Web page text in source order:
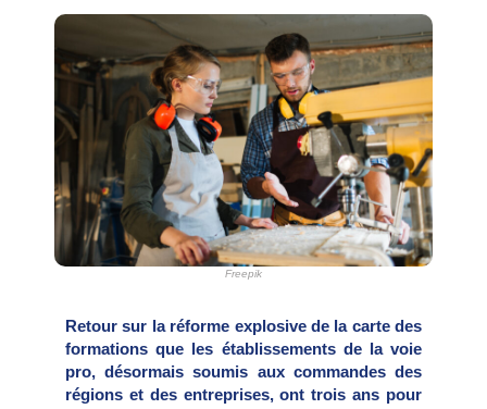
Freepik
Retour sur la réforme explosive de la carte des
formations que les établissements de la voie
pro, désormais soumis aux commandes des
régions et des entreprises, ont trois ans pour